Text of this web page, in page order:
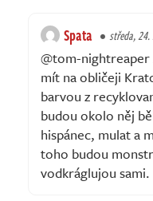
Spata středa,
@tom-
mít na obličeji
barvou z
budou okolo něj
hispánec, mulat a
toho budou
vodkráglujou sami.